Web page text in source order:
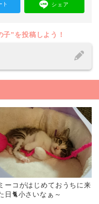
ト シェア
”を投稿しよう！
ーコがはじめておうちに来
日🐈️小さいなぁ～